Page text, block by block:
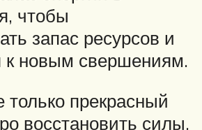
чтобы
запас ресурсов и
к новым свершениям.
прекрасный
восстановить силы,